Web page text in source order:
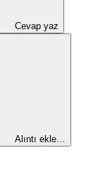
Cevap yaz
Alıntı ekle…